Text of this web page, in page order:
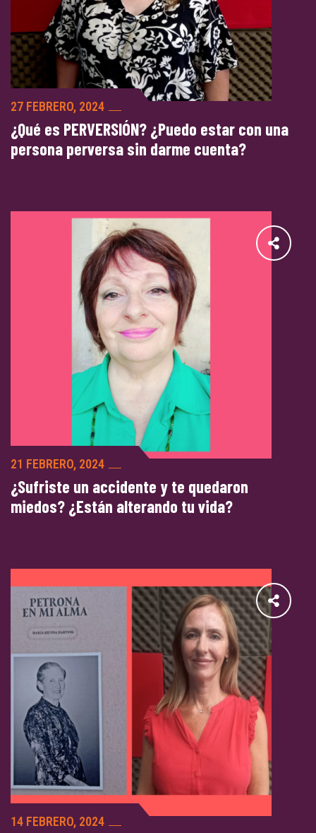
27 FEBRERO, 2024
¿Qué es PERVERSIÓN? ¿Puedo estar con una
persona perversa sin darme cuenta?
21 FEBRERO, 2024
¿Sufriste un accidente y te quedaron
miedos? ¿Están alterando tu vida?
14 FEBRERO, 2024